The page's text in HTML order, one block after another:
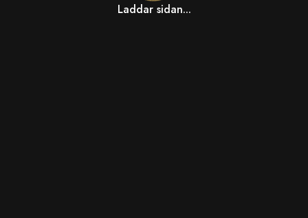
Laddar sidan...